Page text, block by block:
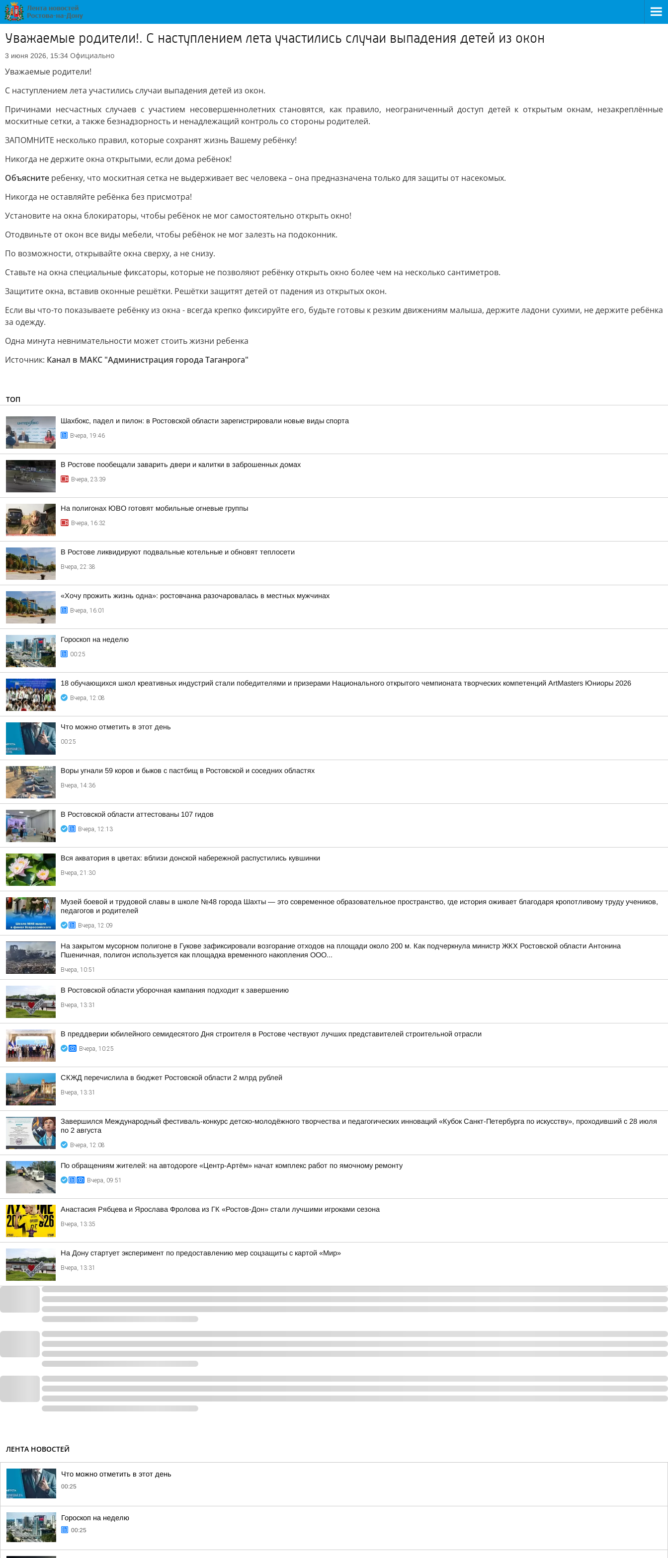
Уважаемые родители!. С наступлением лета участились случаи выпадения детей из окон
3 июня 2026, 15:34 Официально
Уважаемые родители!
С наступлением лета участились случаи выпадения детей из окон.
Причинами несчастных случаев с участием несовершеннолетних становятся, как правило, неограниченный доступ детей к открытым окнам, незакреплённые
москитные сетки, а также безнадзорность и ненадлежащий контроль со стороны родителей.
ЗАПОМНИТЕ несколько правил, которые сохранят жизнь Вашему ребёнку!
Никогда не держите окна открытыми, если дома ребёнок!
Объясните ребенку, что москитная сетка не выдерживает вес человека – она предназначена только для защиты от насекомых.
Никогда не оставляйте ребёнка без присмотра!
Установите на окна блокираторы, чтобы ребёнок не мог самостоятельно открыть окно!
Отодвиньте от окон все виды мебели, чтобы ребёнок не мог залезть на подоконник.
По возможности, открывайте окна сверху, а не снизу.
Ставьте на окна специальные фиксаторы, которые не позволяют ребёнку открыть окно более чем на несколько сантиметров.
Защитите окна, вставив оконные решётки. Решётки защитят детей от падения из открытых окон.
Если вы что-то показываете ребёнку из окна - всегда крепко фиксируйте его, будьте готовы к резким движениям малыша, держите ладони сухими, не держите ребёнка
за одежду.
Одна минута невнимательности может стоить жизни ребенка
Источник: Канал в МАКС "Администрация города Таганрога"
ТОП
Шахбокс, падел и пилон: в Ростовской области зарегистрировали новые виды спорта
Вчера, 19:46
В Ростове пообещали заварить двери и калитки в заброшенных домах
Вчера, 23:39
На полигонах ЮВО готовят мобильные огневые группы
Вчера, 16:32
В Ростове ликвидируют подвальные котельные и обновят теплосети
Вчера, 22:38
«Хочу прожить жизнь одна»: ростовчанка разочаровалась в местных мужчинах
Вчера, 16:01
Гороскоп на неделю
00:25
18 обучающихся школ креативных индустрий стали победителями и призерами Национального открытого чемпионата творческих компетенций ArtMasters Юниоры 2026
Вчера, 12:08
Что можно отметить в этот день
00:25
Воры угнали 59 коров и быков с пастбищ в Ростовской и соседних областях
Вчера, 14:36
В Ростовской области аттестованы 107 гидов
Вчера, 12:13
Вся акватория в цветах: вблизи донской набережной распустились кувшинки
Вчера, 21:30
Музей боевой и трудовой славы в школе №48 города Шахты — это современное образовательное пространство, где история оживает благодаря кропотливому труду учеников,
педагогов и родителей
Вчера, 12:09
На закрытом мусорном полигоне в Гукове зафиксировали возгорание отходов на площади около 200 м. Как подчеркнула министр ЖКХ Ростовской области Антонина
Пшеничная, полигон используется как площадка временного накопления ООО...
Вчера, 10:51
В Ростовской области уборочная кампания подходит к завершению
Вчера, 13:31
В преддверии юбилейного семидесятого Дня строителя в Ростове чествуют лучших представителей строительной отрасли
Вчера, 10:25
СКЖД перечислила в бюджет Ростовской области 2 млрд рублей
Вчера, 13:31
Завершился Международный фестиваль-конкурс детско-молодёжного творчества и педагогических инноваций «Кубок Санкт-Петербурга по искусству», проходивший с 28 июля
по 2 августа
Вчера, 12:08
По обращениям жителей: на автодороге «Центр-Артём» начат комплекс работ по ямочному ремонту
Вчера, 09:51
Анастасия Рябцева и Ярослава Фролова из ГК «Ростов-Дон» стали лучшими игроками сезона
Вчера, 13:35
На Дону стартует эксперимент по предоставлению мер соцзащиты с картой «Мир»
Вчера, 13:31
ЛЕНТА НОВОСТЕЙ
Что можно отметить в этот день
00:25
Гороскоп на неделю
00:25